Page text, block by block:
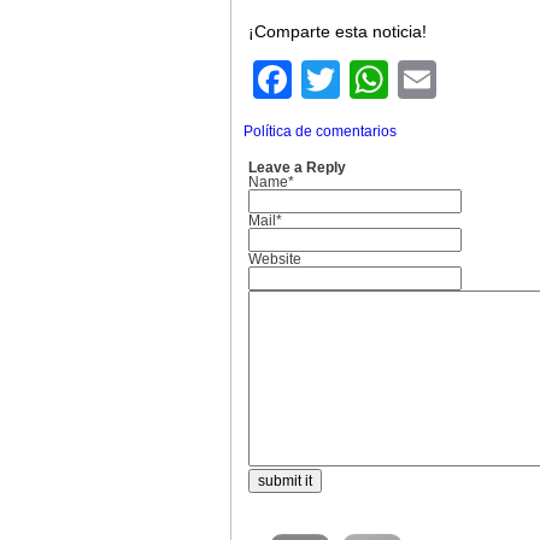
¡Comparte esta noticia!
Facebook
Twitter
Política de comentarios
Leave a Reply
Name*
Mail*
Website